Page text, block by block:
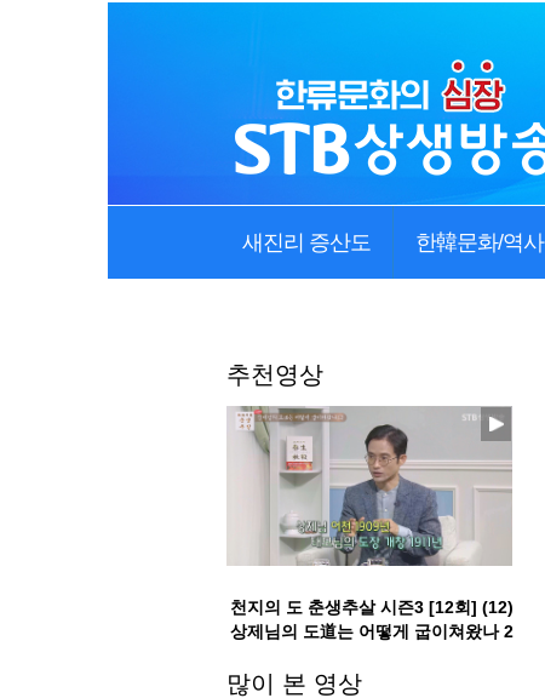
새진리 증산도 한韓문화/역사
추천영상
천지의 도 춘생추살 시즌3 [12회] (12)
상제님의 도道는 어떻게 굽이쳐왔나 2
많이 본 영상